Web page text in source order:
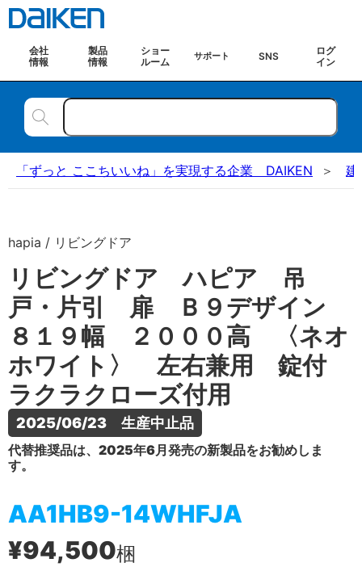
会社
情報
製品
情報
ショー
ルーム
サポート SNS
ログ
イン
「ずっと ここちいいね」を実現する企業 DAIKEN 建
hapia / リビングドア
リビングドア ハピア 吊
戸・片引 扉 Ｂ９デザイン
８１９幅 ２０００高 〈ネオ
ホワイト〉 左右兼用 錠付
ラクラクローズ付用
2025/06/23　生産中止品
代替推奨品は、2025年6月発売の新製品をお勧めしま
す。
AA1HB9-14WHFJA
¥94,500梱